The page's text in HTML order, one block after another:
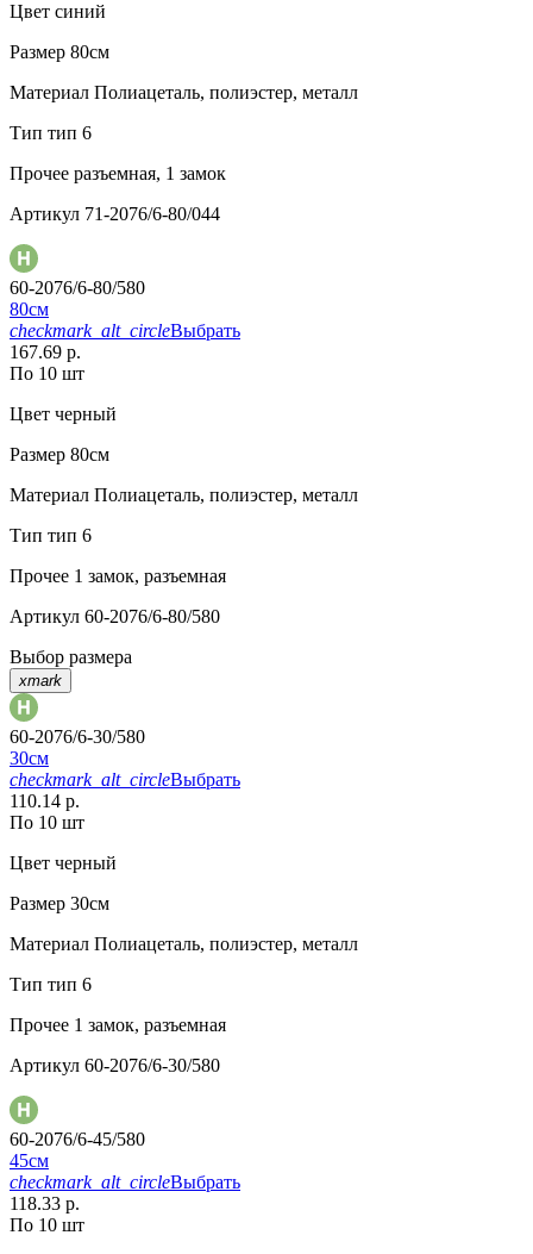
Цвет синий
Размер 80см
Материал Полиацеталь, полиэстер, металл
Тип тип 6
Прочее разъемная, 1 замок
Артикул 71-2076/6-80/044
60-2076/6-80/580
80см
checkmark_alt_circleВыбрать
167.69 р.
По 10 шт
Цвет черный
Размер 80см
Материал Полиацеталь, полиэстер, металл
Тип тип 6
Прочее 1 замок, разъемная
Артикул 60-2076/6-80/580
Выбор размера
xmark
60-2076/6-30/580
30см
checkmark_alt_circleВыбрать
110.14 р.
По 10 шт
Цвет черный
Размер 30см
Материал Полиацеталь, полиэстер, металл
Тип тип 6
Прочее 1 замок, разъемная
Артикул 60-2076/6-30/580
60-2076/6-45/580
45см
checkmark_alt_circleВыбрать
118.33 р.
По 10 шт